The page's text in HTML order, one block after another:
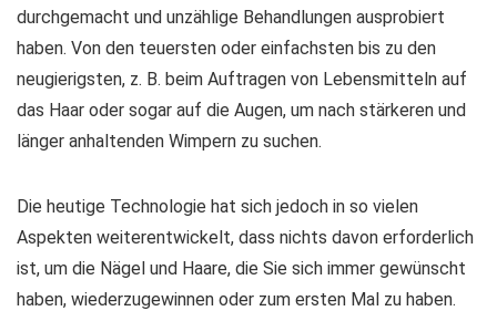
durchgemacht und unzählige Behandlungen ausprobiert
haben. Von den teuersten oder einfachsten bis zu den
neugierigsten, z. B. beim Auftragen von Lebensmitteln auf
das Haar oder sogar auf die Augen, um nach stärkeren und
länger anhaltenden Wimpern zu suchen.
Die heutige Technologie hat sich jedoch in so vielen
Aspekten weiterentwickelt, dass nichts davon erforderlich
ist, um die Nägel und Haare, die Sie sich immer gewünscht
haben, wiederzugewinnen oder zum ersten Mal zu haben.